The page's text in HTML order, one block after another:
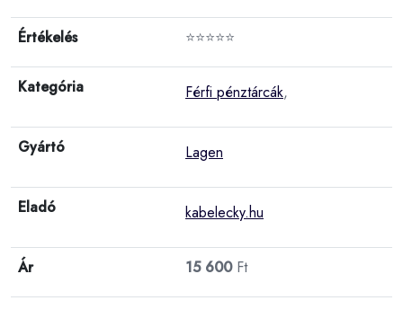
Értékelés ⭐⭐⭐⭐⭐
Kategória Férfi pénztárcák,
Gyártó Lagen
Eladó kabelecky.hu
Ár 15 600Ft